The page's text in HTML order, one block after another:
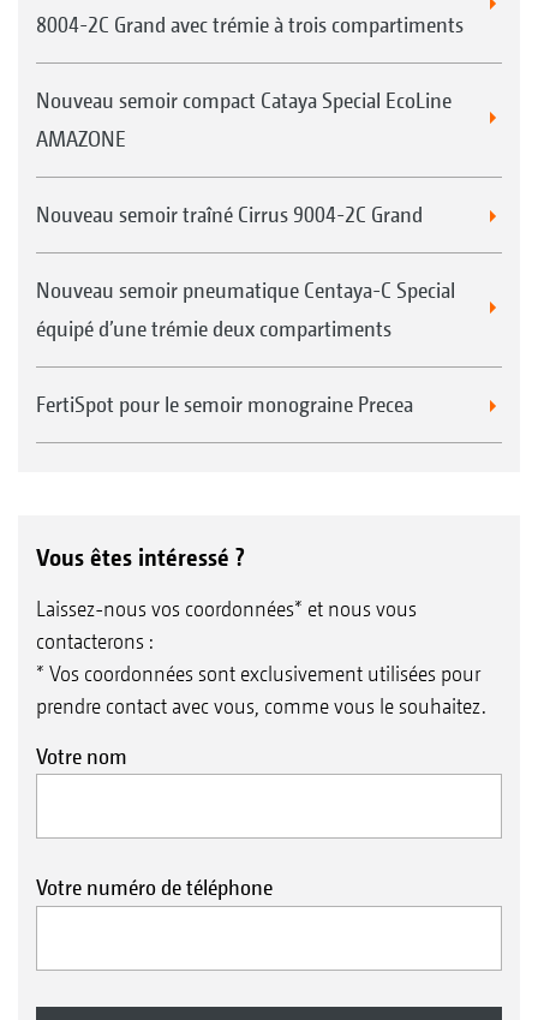
8004-2C Grand avec trémie à trois compartiments
Nouveau semoir compact Cataya Special EcoLine
AMAZONE
Nouveau semoir traîné Cirrus 9004-2C Grand
Nouveau semoir pneumatique Centaya-C Special
équipé d’une trémie deux compartiments
FertiSpot pour le semoir monograine Precea
Vous êtes intéressé ?
Laissez-nous vos coordonnées* et nous vous
contacterons :
* Vos coordonnées sont exclusivement utilisées pour
prendre contact avec vous, comme vous le souhaitez.
Votre nom
Votre numéro de téléphone